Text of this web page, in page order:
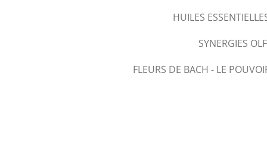
HUILES
SYNERGIES
FLEURS DE BACH - LE